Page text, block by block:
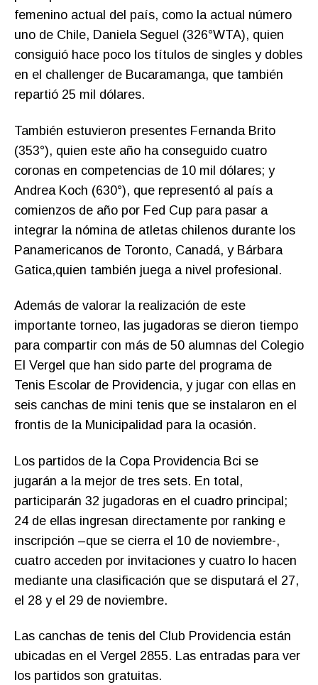
femenino actual del país, como la actual número
uno de Chile, Daniela Seguel (326°WTA), quien
consiguió hace poco los títulos de singles y dobles
en el challenger de Bucaramanga, que también
repartió 25 mil dólares.
También estuvieron presentes Fernanda Brito
(353°), quien este año ha conseguido cuatro
coronas en competencias de 10 mil dólares; y
Andrea Koch (630°), que representó al país a
comienzos de año por Fed Cup para pasar a
integrar la nómina de atletas chilenos durante los
Panamericanos de Toronto, Canadá, y Bárbara
Gatica,quien también juega a nivel profesional.
Además de valorar la realización de este
importante torneo, las jugadoras se dieron tiempo
para compartir con más de 50 alumnas del Colegio
El Vergel que han sido parte del programa de
Tenis Escolar de Providencia, y jugar con ellas en
seis canchas de mini tenis que se instalaron en el
frontis de la Municipalidad para la ocasión.
Los partidos de la Copa Providencia Bci se
jugarán a la mejor de tres sets. En total,
participarán 32 jugadoras en el cuadro principal;
24 de ellas ingresan directamente por ranking e
inscripción –que se cierra el 10 de noviembre-,
cuatro acceden por invitaciones y cuatro lo hacen
mediante una clasificación que se disputará el 27,
el 28 y el 29 de noviembre.
Las canchas de tenis del Club Providencia están
ubicadas en el Vergel 2855. Las entradas para ver
los partidos son gratuitas.